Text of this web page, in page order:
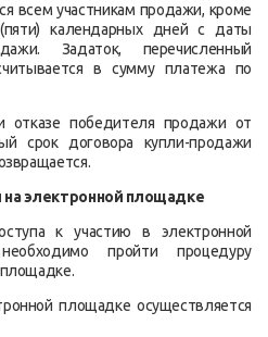
участникам продажи, кроме
календарных дней с даты
Задаток, перечисленный
в сумму платежа по
победителя продажи от
срок договора купли-продажи
электронной площадке
к участию в электронной
пройти процедуру
площадке.
площадке осуществляется